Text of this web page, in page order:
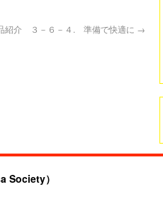
紹介 ３－６－４. 準備で快適に →
Society）